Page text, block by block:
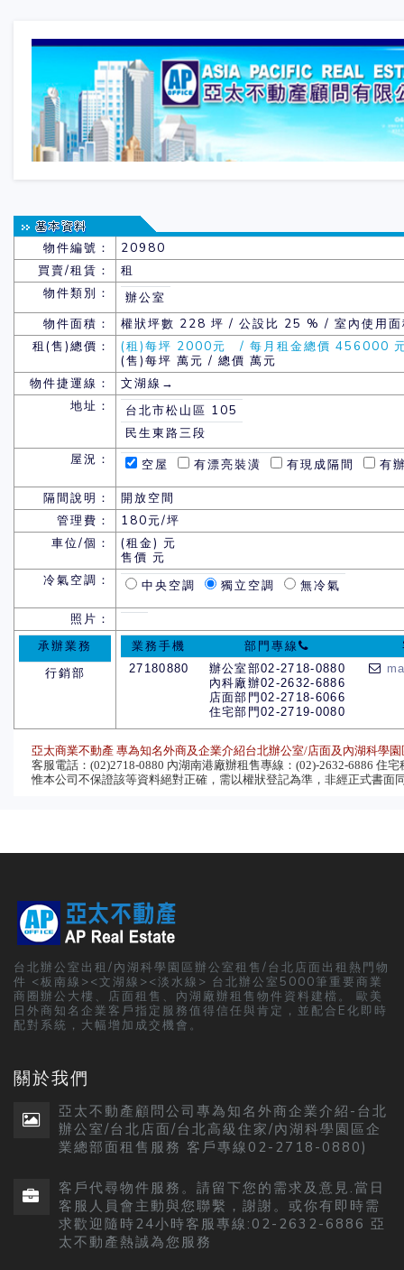
物件編號：
20980
買賣/租賃：
租
物件類別：
辦公室
物件面積：
權狀坪數 228 坪 / 公設比 25 % / 室內使用
租(售)總價：
(租)每坪 2000元 / 每月租金總價 456000
(售)每坪 萬元 / 總價 萬元
物件捷運線：
文湖線→
地址：
台北市松山區 105
民生東路三段
屋況：
空屋 有漂亮裝潢 有現成隔間 有
隔間說明：
開放空間
管理費：
180元/坪
車位/個：
(租金) 元
售價 元
冷氣空調：
中央空調 獨立空調 無冷氣
照片：
承辦業務
行銷部
業務手機 部門專線
27180880
辦公室部02-2718-0880
內科廠辦02-2632-6886
店面部門02-2718-6066
住宅部門02-2719-0080
亞太商業不動產 專為知名外商及企業介紹台北辦公室/店面及內湖科學
客服電話：(02)2718-0880 內湖南港廠辦租售專線：(02)-2632-6886 住
惟本公司不保證該等資料絕對正確，需以權狀登記為準，非經正式書面
台北辦公室出租/內湖科學園區辦公室租售/台北店面出租熱門物
件 <板南線><文湖線><淡水線> 台北辦公室5000筆重要商業
商圈辦公大樓、店面租售、內湖廠辦租售物件資料建檔。 歐美
日外商知名企業客戶指定服務值得信任與肯定，並配合E化即時
配對系統，大幅增加成交機會。
關於我們
亞太不動產顧問公司專為知名外商企業介紹-台北
辦公室/台北店面/台北高級住家/內湖科學園區企
業總部面租售服務 客戶專線02-2718-0880)
客戶代尋物件服務。請留下您的需求及意見.當日
客服人員會主動與您聯繫，謝謝。或你有即時需
求歡迎隨時24小時客服專線:02-2632-6886 亞
太不動產熱誠為您服務